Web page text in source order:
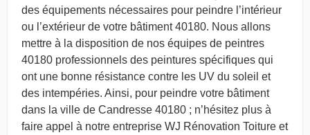
des équipements nécessaires pour peindre l’intérieur
ou l’extérieur de votre bâtiment 40180. Nous allons
mettre à la disposition de nos équipes de peintres
40180 professionnels des peintures spécifiques qui
ont une bonne résistance contre les UV du soleil et
des intempéries. Ainsi, pour peindre votre bâtiment
dans la ville de Candresse 40180 ; n’hésitez plus à
faire appel à notre entreprise WJ Rénovation Toiture et